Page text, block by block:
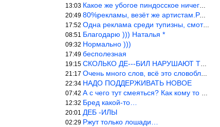
13:03 Какое же убогое пиндосское ничего. Наташ, и не стыдно такую фигн
20:49 80%рекламы, везёт же артистам.Режиссёры, сценаристы вы где или к
17:52 Одна реклама среди тупизны, смотреть невозможно.
08:51 Благодарю ))) Наталья *
09:32 Нормально )))
17:49 бесполезная
19:15 СКОЛЬКО ДЕ---БИЛ НАРУШАЮТ ТЕХНИКУ БЕЗОПАСНОСТИ
21:17 Очень много слов, всё это словоблудие можно было уложить в 1 мин
22:34 НАДО ПОДДЕРЖИВАТЬ НОВОЕ
07:42 А с чего тут смеяться? Как кому то больно? Не смешно.
12:32 Бред какой-то…
20:01 ДЕБ -ИЛЫ
02:29 Ржут только лошади…